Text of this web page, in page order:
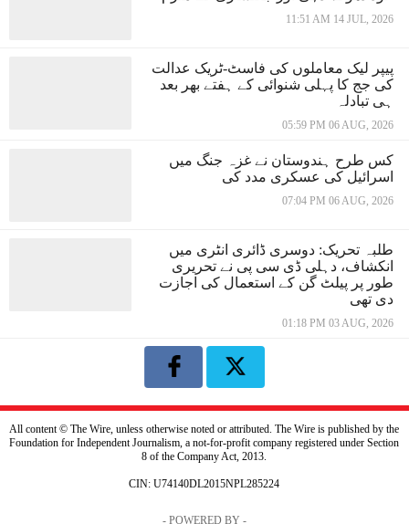
11:51 AM 14 JUL, 2026
پیپر لیک معاملوں کی فاسٹ-ٹریک عدالت
کی جج کا پہلی شنوائی کے ہفتے بھر بعد
ہی تبادلہ
05:59 PM 06 AUG, 2026
کس طرح ہندوستان نے غزہ جنگ میں
اسرائیل کی عسکری مدد کی
07:04 PM 06 AUG, 2026
طلبہ تحریک: دوسری ڈائری انٹری میں
انکشاف، دہلی ڈی سی پی نے تحریری
طور پر پیلٹ گن کے استعمال کی اجازت
دی تھی
01:18 PM 03 AUG, 2026
All content © The Wire, unless otherwise noted or attributed. The Wire is published by the
Foundation for Independent Journalism, a not-for-profit company registered under Section
8 of the Company Act, 2013.
CIN: U74140DL2015NPL285224
- POWERED BY -